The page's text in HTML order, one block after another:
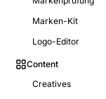
Marken-Kit
Logo-Editor
Content
Creatives